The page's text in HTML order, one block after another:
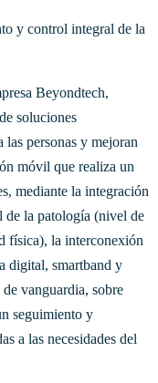
y control integral de la
Beyondtech,
soluciones
las personas y mejoran
móvil que realiza un
mediante la integración
de la patología (nivel de
física), la interconexión
digital, smartband y
vanguardia, sobre
seguimiento y
a las necesidades del